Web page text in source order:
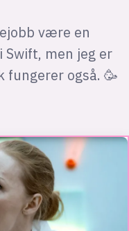
være en
Swift, men jeg er
fungerer også. 🥳